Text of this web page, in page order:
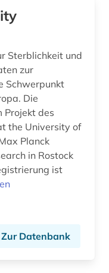
Sterblichkeit und
zur
Schwerpunkt
Die
Projekt des
the University of
Planck
in Rostock
ist
Zur Datenbank